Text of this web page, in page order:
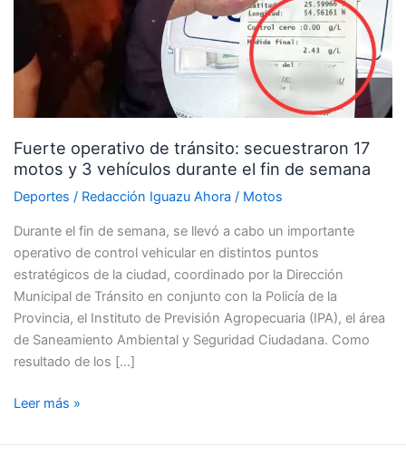
Fuerte operativo de tránsito: secuestraron 17
motos y 3 vehículos durante el fin de semana
Deportes / Redacción Iguazu Ahora / Motos
Durante el fin de semana, se llevó a cabo un importante
operativo de control vehicular en distintos puntos
estratégicos de la ciudad, coordinado por la Dirección
Municipal de Tránsito en conjunto con la Policía de la
Provincia, el Instituto de Previsión Agropecuaria (IPA), el área
de Saneamiento Ambiental y Seguridad Ciudadana. Como
resultado de los […]
secuestraron
17
motos
vehículos
durante
el
de
semana
Leer más »